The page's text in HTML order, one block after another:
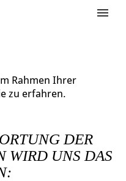
Rahmen Ihrer
zu erfahren.
DER
WIRD UNS DAS